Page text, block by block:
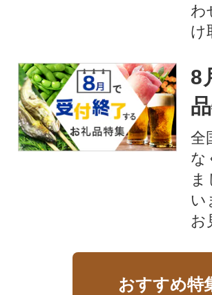
わ
け
8
全
な
い
お
おすすめ特